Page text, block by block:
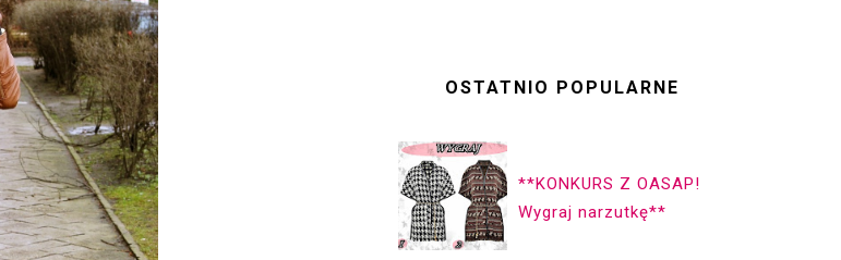
OSTATNIO POPULARNE
**KONKURS Z OASAP!
Wygraj narzutkę**